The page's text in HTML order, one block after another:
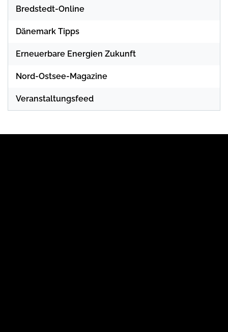
Bredstedt-Online
Dänemark Tipps
Erneuerbare Energien Zukunft
Nord-Ostsee-Magazine
Veranstaltungsfeed